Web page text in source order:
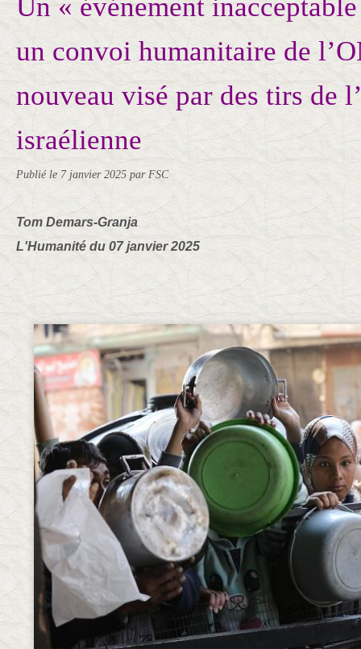
Un « événement
un convoi humanitaire de
nouveau visé par des tirs de
israélienne
Publié le 7 janvier 2025 par FSC
Tom Demars-Granja
L'Humanité du 07 janvier 2025